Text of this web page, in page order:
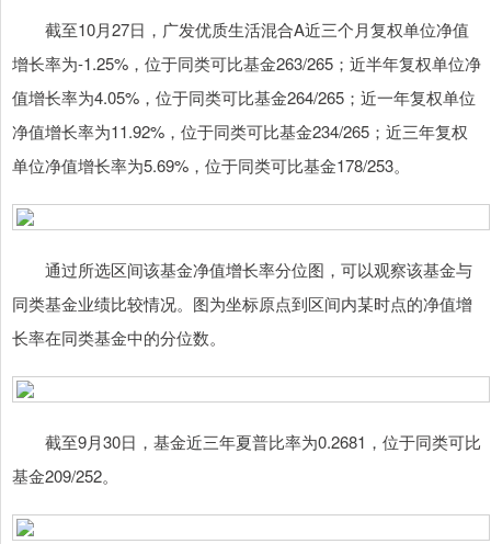
截至10月27日，广发优质生活混合A近三个月复权单位净值
增长率为-1.25%，位于同类可比基金263/265；近半年复权单位净
值增长率为4.05%，位于同类可比基金264/265；近一年复权单位
净值增长率为11.92%，位于同类可比基金234/265；近三年复权
单位净值增长率为5.69%，位于同类可比基金178/253。
通过所选区间该基金净值增长率分位图，可以观察该基金与
同类基金业绩比较情况。图为坐标原点到区间内某时点的净值增
长率在同类基金中的分位数。
截至9月30日，基金近三年夏普比率为0.2681，位于同类可比
基金209/252。